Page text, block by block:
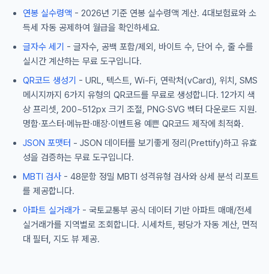
연봉 실수령액 - 2026년 기준 연봉 실수령액 계산. 4대보험료와 소
득세 자동 공제하여 월급을 확인하세요.
글자수 세기 - 글자수, 공백 포함/제외, 바이트 수, 단어 수, 줄 수를
실시간 계산하는 무료 도구입니다.
QR코드 생성기 - URL, 텍스트, Wi-Fi, 연락처(vCard), 위치, SMS
메시지까지 6가지 유형의 QR코드를 무료로 생성합니다. 12가지 색
상 프리셋, 200~512px 크기 조절, PNG·SVG 벡터 다운로드 지원.
명함·포스터·메뉴판·매장·이벤트용 예쁜 QR코드 제작에 최적화.
JSON 포맷터 - JSON 데이터를 보기좋게 정리(Prettify)하고 유효
성을 검증하는 무료 도구입니다.
MBTI 검사 - 48문항 정밀 MBTI 성격유형 검사와 상세 분석 리포트
를 제공합니다.
아파트 실거래가 - 국토교통부 공식 데이터 기반 아파트 매매/전세
실거래가를 지역별로 조회합니다. 시세차트, 평당가 자동 계산, 면적
대 필터, 지도 뷰 제공.